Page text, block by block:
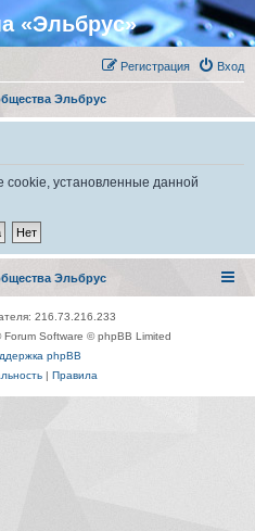
«Эльбрус»
Вход
Регистрация
Эльбрус
cookie, установленные данной
Эльбрус
216.73.216.233
Forum Software © phpBB Limited
phpBB
| Правила